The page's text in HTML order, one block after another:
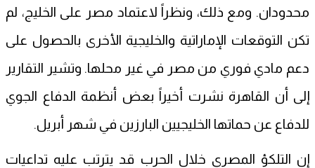
محدودان. ومع ذلك، ونظراً لاعتماد مصر على الخليج، لم
تكن التوقعات الإماراتية والخليجية الأخرى بالحصول على
دعم مادي فوري من مصر في غير محلها. وتشير التقارير
إلى أن القاهرة نشرت أخيراً بعض أنظمة الدفاع الجوي
للدفاع عن حماتها الخليجيين البارزين في شهر أبريل.
إن التلكؤ المصري خلال الحرب قد يترتب عليه تداعيات